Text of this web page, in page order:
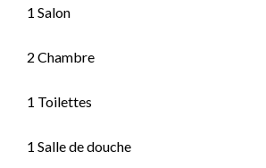
1 Salon
2 Chambre
1 Toilettes
1 Salle de douche